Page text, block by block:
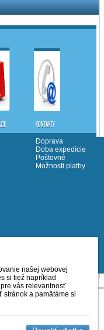
Doprava
Doba expedície
Poštovné
Možnosti platby
našej webovej
si tiež napríklad
vás relevantnosť
stránok a pamätáme si